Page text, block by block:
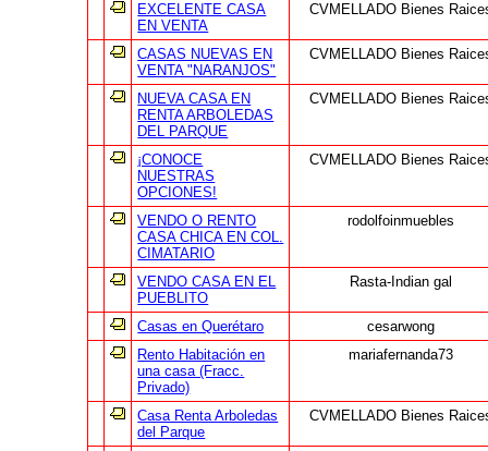
EXCELENTE CASA
EN VENTA
CVMELLADO Bienes
CASAS NUEVAS EN
VENTA "NARANJOS"
CVMELLADO Bienes
NUEVA CASA EN
RENTA ARBOLEDAS
DEL PARQUE
CVMELLADO Bienes
¡CONOCE
NUESTRAS
OPCIONES!
CVMELLADO Bienes
VENDO O RENTO
CASA CHICA EN COL.
CIMATARIO
rodolfoinmuebles
VENDO CASA EN EL
PUEBLITO
Rasta-Indian gal
Casas en Querétaro
cesarwong
Rento Habitación en
una casa (Fracc.
Privado)
mariafernanda73
Casa Renta Arboledas
del Parque
CVMELLADO Bienes